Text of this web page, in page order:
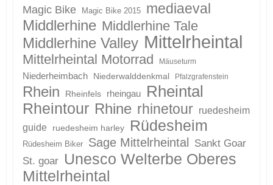
Magic Bike Magic Bike 2015 mediaeval
Middlerhine Middlerhine Tale
Middlerhine Valley Mittelrheintal
Mittelrheintal Motorrad Mäuseturm
Niederheimbach Niederwalddenkmal Pfalzgrafenstein
Rhein Rheinfels rheingau
Rheintal
Rheintour Rhine rhinetour ruedesheim
guide
ruedesheim harley Rüdesheim
Rüdesheim Biker Sage Mittelrheintal Sankt Goar
St. goar Unesco Welterbe Oberes
Mittelrheintal